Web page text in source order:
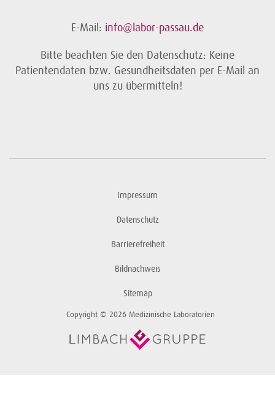
E-Mail: info@labor-passau.de
Bitte beachten Sie den Datenschutz: Keine
Patientendaten bzw. Gesundheitsdaten per E-Mail an
uns zu übermitteln!
Impressum
Datenschutz
Barrierefreiheit
Bildnachweis
Sitemap
Copyright © 2026 Medizinische Laboratorien